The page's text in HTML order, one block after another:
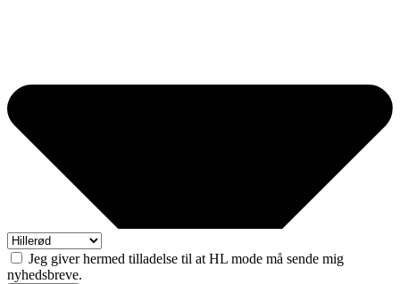
Jeg giver hermed tilladelse til at HL mode må sende mig
nyhedsbreve.